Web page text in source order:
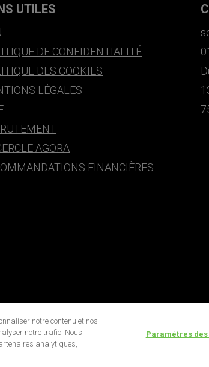
UTILES
DE CONFIDENTIALITÉ
DES COOKIES
LÉGALES
AGORA
FINANCIÈRES
notre contenu et nos
notre trafic. Nous
analytiques,
Paramètres